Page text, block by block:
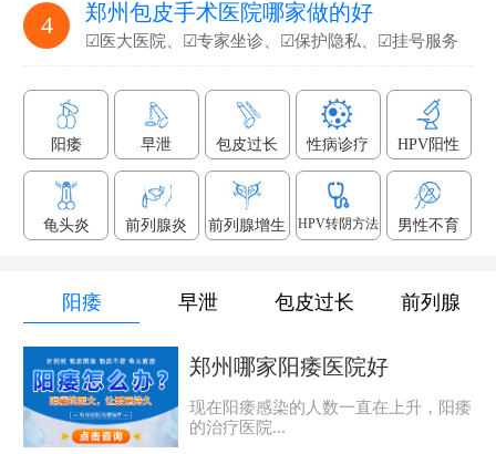
4 郑州包皮手术医院哪家做的好
☑医大医院、☑专家坐诊、☑保护隐私、☑挂号服务
阳痿 早泄 包皮过长 性病诊疗 HPV阳性
龟头炎 前列腺炎 前列腺增生 HPV转阴方法 男性不育
阳痿 早泄 包皮过长 前列腺
郑州哪家阳痿医院好
现在阳痿感染的人数一直在上升，阳痿
的治疗医院...